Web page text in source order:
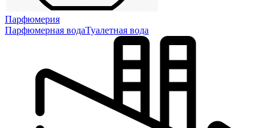
Парфюмерия
Парфюмерная водаТуалетная вода